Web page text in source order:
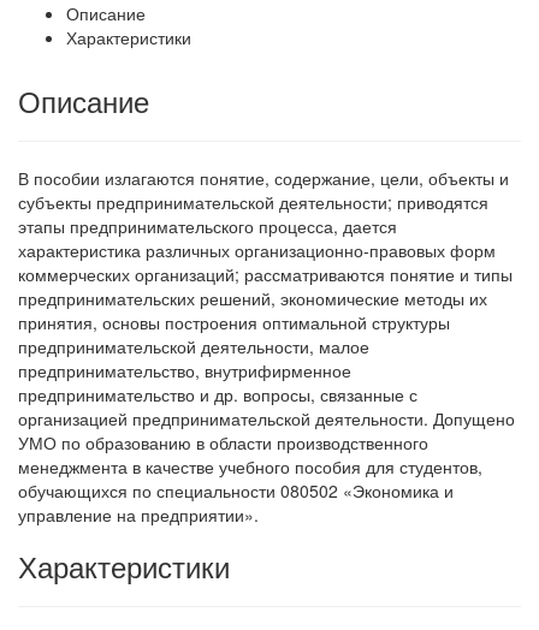
Описание
Характеристики
Описание
В пособии излагаются понятие, содержание, цели, объекты и
субъекты предпринимательской деятельности; приводятся
этапы предпринимательского процесса, дается
характеристика различных организационно-правовых форм
коммерческих организаций; рассматриваются понятие и типы
предпринимательских решений, экономические методы их
принятия, основы построения оптимальной структуры
предпринимательской деятельности, малое
предпринимательство, внутрифирменное
предпринимательство и др. вопросы, связанные с
организацией предпринимательской деятельности. Допущено
УМО по образованию в области производственного
менеджмента в качестве учебного пособия для студентов,
обучающихся по специальности 080502 «Экономика и
управление на предприятии».
Характеристики